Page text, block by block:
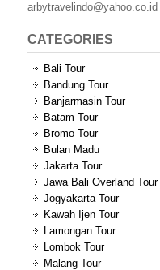
arbytravelindo@yahoo.co.id
CATEGORIES
Bali Tour
Bandung Tour
Banjarmasin Tour
Batam Tour
Bromo Tour
Bulan Madu
Jakarta Tour
Jawa Bali Overland Tour
Jogyakarta Tour
Kawah Ijen Tour
Lamongan Tour
Lombok Tour
Malang Tour